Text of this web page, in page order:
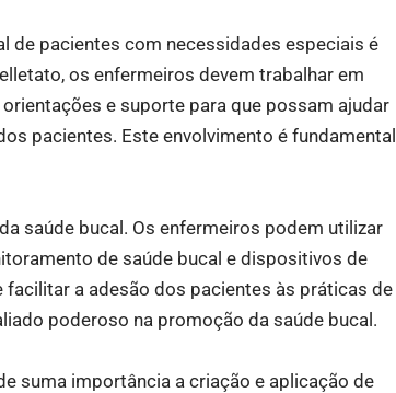
de pacientes com necessidades especiais é
os enfermeiros devem trabalhar em
e suporte para que possam ajudar
pacientes. Este envolvimento é fundamental
saúde bucal. Os enfermeiros podem utilizar
de saúde bucal e dispositivos de
a adesão dos pacientes às práticas de
poderoso na promoção da saúde bucal.
suma importância a criação e aplicação de